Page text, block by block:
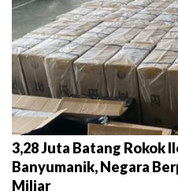
3,28 Juta Batang Rokok
Banyumanik, Negara
Miliar